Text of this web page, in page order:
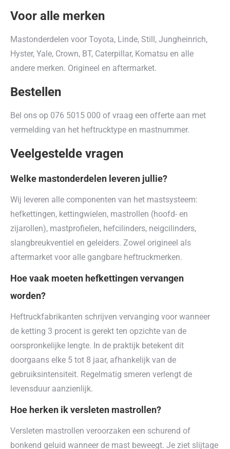
Voor alle merken
Mastonderdelen voor Toyota, Linde, Still, Jungheinrich,
Hyster, Yale, Crown, BT, Caterpillar, Komatsu en alle
andere merken. Origineel en aftermarket.
Bestellen
Bel ons op 076 5015 000 of vraag een offerte aan met
vermelding van het heftrucktype en mastnummer.
Veelgestelde vragen
Welke mastonderdelen leveren jullie?
Wij leveren alle componenten van het mastsysteem:
hefkettingen, kettingwielen, mastrollen (hoofd- en
zijarollen), mastprofielen, hefcilinders, neigcilinders,
slangbreukventiel en geleiders. Zowel origineel als
aftermarket voor alle gangbare heftruckmerken.
Hoe vaak moeten hefkettingen vervangen
worden?
Heftruckfabrikanten schrijven vervanging voor wanneer
de ketting 3 procent is gerekt ten opzichte van de
oorspronkelijke lengte. In de praktijk betekent dit
doorgaans elke 5 tot 8 jaar, afhankelijk van de
gebruiksintensiteit. Regelmatig smeren verlengt de
levensduur aanzienlijk.
Hoe herken ik versleten mastrollen?
Versleten mastrollen veroorzaken een schurend of
bonkend geluid wanneer de mast beweegt. Je ziet slijtage